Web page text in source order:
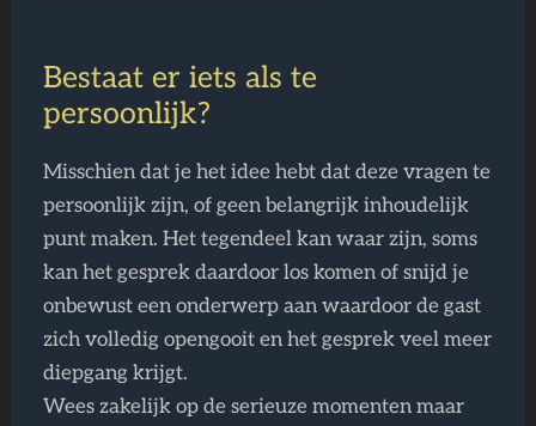
Bestaat er iets als te
persoonlijk?
Misschien dat je het idee hebt dat deze vragen te
persoonlijk zijn, of geen belangrijk inhoudelijk
punt maken. Het tegendeel kan waar zijn, soms
kan het gesprek daardoor los komen of snijd je
onbewust een onderwerp aan waardoor de gast
zich volledig opengooit en het gesprek veel meer
diepgang krijgt.
Wees zakelijk op de serieuze momenten maar